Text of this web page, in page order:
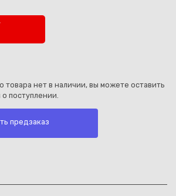
Каз
товара нет в наличии, вы можете оставить
поступлении.
предзаказ